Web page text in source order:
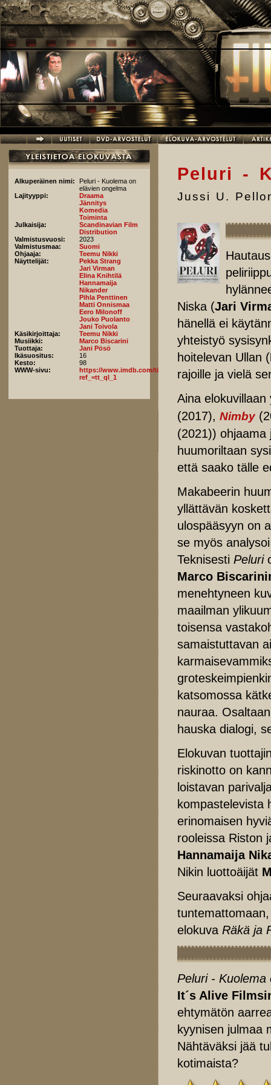
Hyppää pääsisältöön
Alkuperäinen nimi:
Peluri - Kuolema on
elävien ongelma
Lajityyppi:
Draama
Jännitys
Komedia
Toiminta
Julkaisija:
Scandinavian Film
Distribution
Valmistusvuosi:
2023
Valmistusmaa:
Suomi
Ohjaaja:
Teemu Nikki
Näyttelijät:
Pekka Strang
Jari Virman
Elina Knihtilä
Hannamaija
Nikander
Pihla Penttinen
Matti Onnismaa
Eero Milonoff
Jouko Puolanto
Jani Toivola
Käsikirjoittaja:
Teemu Nikki
Musiikki:
Marco Biscarini
Tuottaja:
Jani Pösö
Ikäsuositus:
16
Kesto:
98
WWW-sivu:
https://www.imdb.com/title/tt21874230/fullcredits/?
ref_=tt_ql_1
Peluri -
Jussi U.
Niska (Jari
hänellä ei
yhteistyö
hoitelevan Ullan (
rajoille ja vielä
Aina
(2017), Nimby
(2021))
huumoriltaan
että saako tälle
Makabeerin
yllättävän
ulospääsyyn on
se myös
Teknisesti Peluri
Marco
menehtyneen
maailman
toisensa
samaistuttavan
katsomossa
nauraa.
hauska dialogi,
Elokuvan
riskinotto on
loistavan
kompastelevista
erinomaisen
rooleissa Riston
Hannamaija
Nikin luottoäijät
Seuraavaksi
elokuva Räkä ja
Peluri - Kuolema
It´s Alive
ehtymätön
kyynisen julmaa
Nähtäväksi jää
kotimaista?